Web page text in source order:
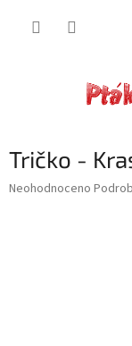
Tričko -
Průměrné
Neohodnoceno